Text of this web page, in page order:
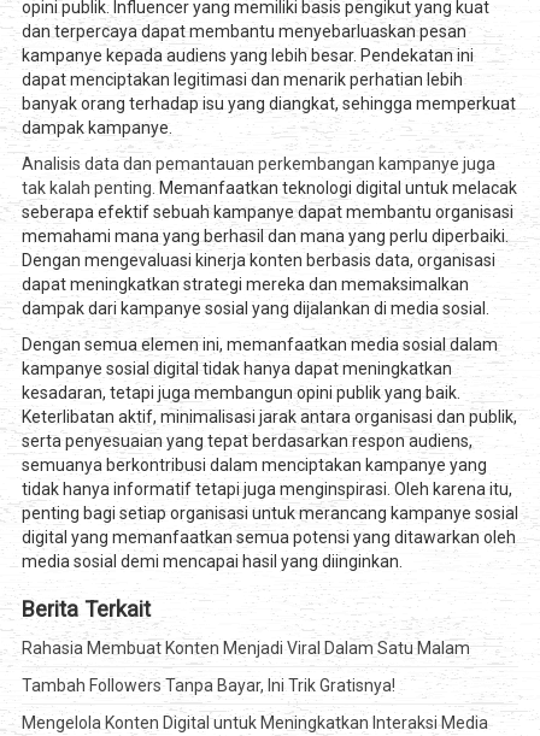
opini publik. Influencer yang memiliki basis pengikut yang kuat
dan terpercaya dapat membantu menyebarluaskan pesan
kampanye kepada audiens yang lebih besar. Pendekatan ini
dapat menciptakan legitimasi dan menarik perhatian lebih
banyak orang terhadap isu yang diangkat, sehingga memperkuat
dampak kampanye.
Analisis data dan pemantauan perkembangan kampanye juga
tak kalah penting. Memanfaatkan teknologi digital untuk melacak
seberapa efektif sebuah kampanye dapat membantu organisasi
memahami mana yang berhasil dan mana yang perlu diperbaiki.
Dengan mengevaluasi kinerja konten berbasis data, organisasi
dapat meningkatkan strategi mereka dan memaksimalkan
dampak dari kampanye sosial yang dijalankan di media sosial.
Dengan semua elemen ini, memanfaatkan media sosial dalam
kampanye sosial digital tidak hanya dapat meningkatkan
kesadaran, tetapi juga membangun opini publik yang baik.
Keterlibatan aktif, minimalisasi jarak antara organisasi dan publik,
serta penyesuaian yang tepat berdasarkan respon audiens,
semuanya berkontribusi dalam menciptakan kampanye yang
tidak hanya informatif tetapi juga menginspirasi. Oleh karena itu,
penting bagi setiap organisasi untuk merancang kampanye sosial
digital yang memanfaatkan semua potensi yang ditawarkan oleh
media sosial demi mencapai hasil yang diinginkan.
Berita Terkait
Rahasia Membuat Konten Menjadi Viral Dalam Satu Malam
Tambah Followers Tanpa Bayar, Ini Trik Gratisnya!
Mengelola Konten Digital untuk Meningkatkan Interaksi Media